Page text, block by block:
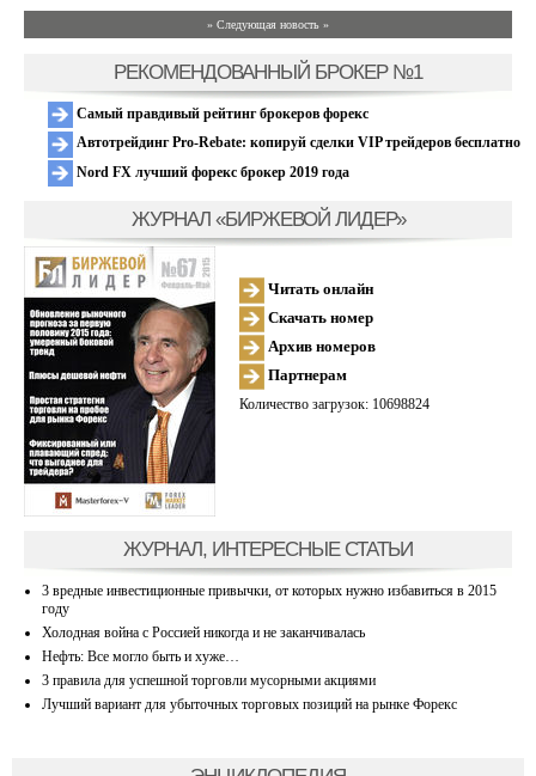
» Следующая новость »
РЕКОМЕНДОВАННЫЙ БРОКЕР №1
Самый правдивый рейтинг брокеров форекс
Автотрейдинг Pro-Rebate: копируй сделки VIP трейдеров бесплатно
Nord FX лучший форекс брокер 2019 года
ЖУРНАЛ «БИРЖЕВОЙ ЛИДЕР»
Читать онлайн
Скачать номер
Архив номеров
Партнерам
Количество загрузок: 10698824
ЖУРНАЛ, ИНТЕРЕСНЫЕ СТАТЬИ
3 вредные инвестиционные привычки, от которых нужно избавиться в 2015
году
Холодная война с Россией никогда и не заканчивалась
Нефть: Все могло быть и хуже…
3 правила для успешной торговли мусорными акциями
Лучший вариант для убыточных торговых позиций на рынке Форекс